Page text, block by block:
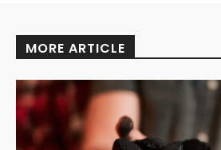
MORE ARTICLE